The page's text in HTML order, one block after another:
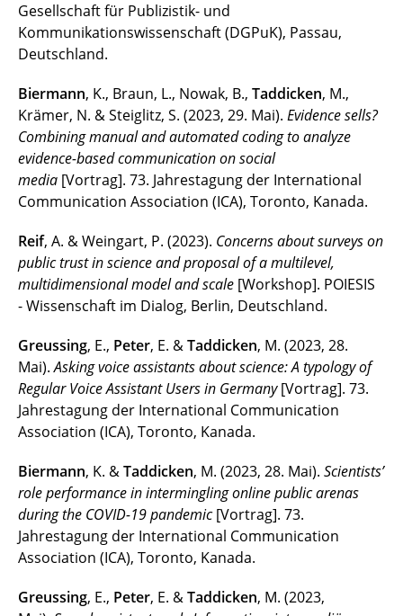
Gesellschaft für Publizistik- und
Kommunikationswissenschaft (DGPuK), Passau,
Deutschland.
Biermann, K., Braun, L., Nowak, B., Taddicken, M.,
Krämer, N. & Steiglitz, S. (2023, 29. Mai). Evidence sells?
Combining manual and automated coding to analyze
evidence-based communication on social
media [Vortrag]. 73. Jahrestagung der International
Communication Association (ICA), Toronto, Kanada.
Reif, A. & Weingart, P. (2023). Concerns about surveys on
public trust in science and proposal of a multilevel,
multidimensional model and scale [Workshop]. POIESIS
- Wissenschaft im Dialog, Berlin, Deutschland.
Greussing, E., Peter, E. &Taddicken, M. (2023, 28.
Mai).Asking voice assistants about science: A typology of
Regular Voice Assistant Users in Germany[Vortrag]. 73.
Jahrestagung der International Communication
Association (ICA), Toronto, Kanada.
Biermann, K. &Taddicken, M. (2023, 28. Mai). Scientists’
role performance in intermingling online public arenas
during the COVID-19 pandemic[Vortrag]. 73.
Jahrestagung der International Communication
Association (ICA), Toronto, Kanada.
Greussing, E., Peter, E. &Taddicken, M. (2023,